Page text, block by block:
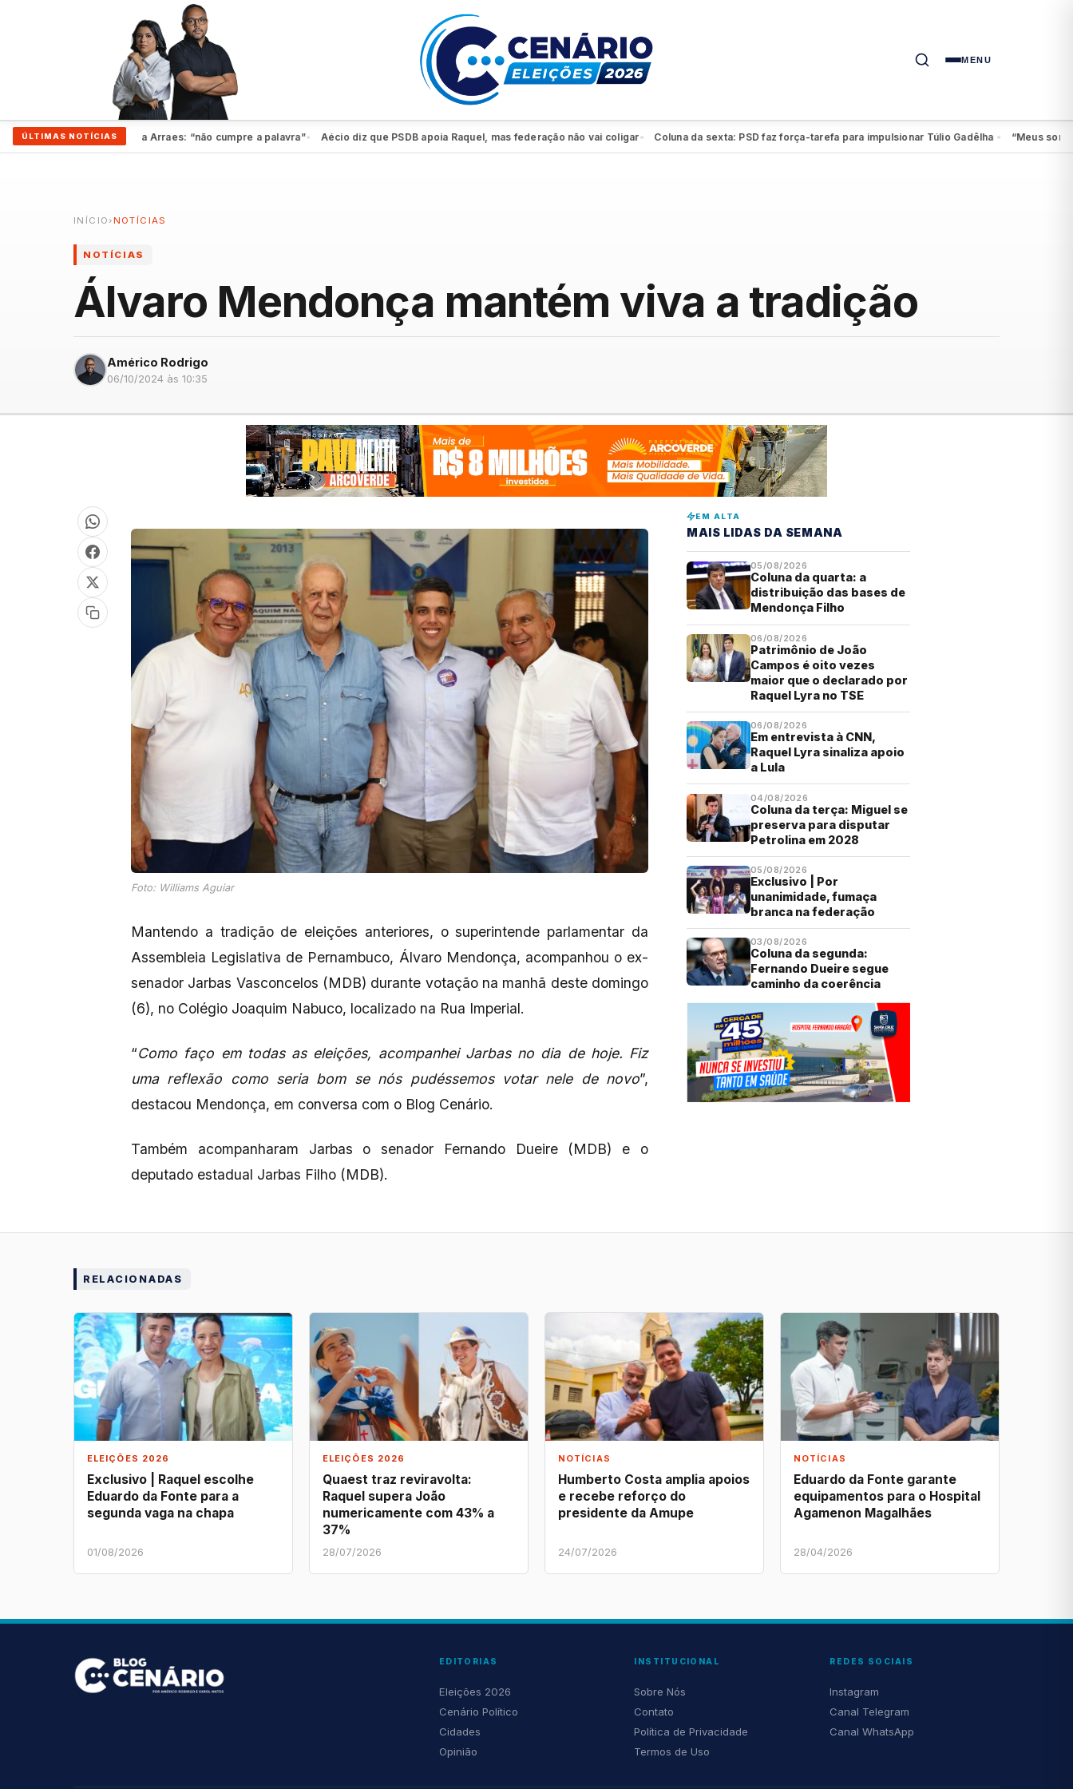
MENU
ÚLTIMAS NOTÍCIAS
rompem com Marília Arraes: “não cumpre a palavra” ● Aécio diz que PSDB apoia Raquel, mas federação não vai coligar● Coluna da sexta: PSD faz força-tarefa para impulsionar Túlio Gadêlha● “Meus sonhos
INÍCIO › NOTÍCIAS
NOTÍCIAS
Álvaro Mendonça mantém viva a tradição
Américo Rodrigo
06/10/2024 às 10:35
Foto: Williams Aguiar
Mantendo a tradição de eleições anteriores, o superintende parlamentar da
Assembleia Legislativa de Pernambuco, Álvaro Mendonça, acompanhou o ex-
senador Jarbas Vasconcelos (MDB) durante votação na manhã deste domingo
(6), no Colégio Joaquim Nabuco, localizado na Rua Imperial.
“Como faço em todas as eleições, acompanhei Jarbas no dia de hoje. Fiz
uma reflexão como seria bom se nós pudéssemos votar nele de novo”,
destacou Mendonça, em conversa com o Blog Cenário.
Também acompanharam Jarbas o senador Fernando Dueire (MDB) e o
deputado estadual Jarbas Filho (MDB).
EM ALTA
MAIS LIDAS DA SEMANA
05/08/2026
Coluna da quarta: a
distribuição das bases de
Mendonça Filho
06/08/2026
Patrimônio de João
Campos é oito vezes
maior que o declarado por
Raquel Lyra no TSE
06/08/2026
Em entrevista à CNN,
Raquel Lyra sinaliza apoio
a Lula
04/08/2026
Coluna da terça: Miguel se
preserva para disputar
Petrolina em 2028
05/08/2026
Exclusivo | Por
unanimidade, fumaça
branca na federação
03/08/2026
Coluna da segunda:
Fernando Dueire segue
caminho da coerência
RELACIONADAS
ELEIÇÕES 2026
Exclusivo | Raquel escolhe
Eduardo da Fonte para a
segunda vaga na chapa
01/08/2026
ELEIÇÕES 2026
Quaest traz reviravolta:
Raquel supera João
numericamente com 43% a
37%
28/07/2026
NOTÍCIAS
Humberto Costa amplia apoios
e recebe reforço do
presidente da Amupe
24/07/2026
NOTÍCIAS
Eduardo da Fonte garante
equipamentos para o Hospital
Agamenon Magalhães
28/04/2026
EDITORIAS
Eleições 2026
Cenário Político
Cidades
Opinião
INSTITUCIONAL
Sobre Nós
Contato
Política de Privacidade
Termos de Uso
REDES SOCIAIS
Instagram
Canal Telegram
Canal WhatsApp